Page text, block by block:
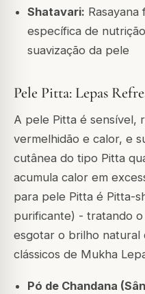
Shatavari: Rasayana
específica de
suavização da pele
Pele Pitta: Lepas
A pele Pitta é sensível,
vermelhidão e calor, e
cutânea do tipo Pitta
acumula calor em
para pele Pitta é Pitta-
purificante) - tratando
esgotar o brilho natural
clássicos de Mukha
Pó de Chandana